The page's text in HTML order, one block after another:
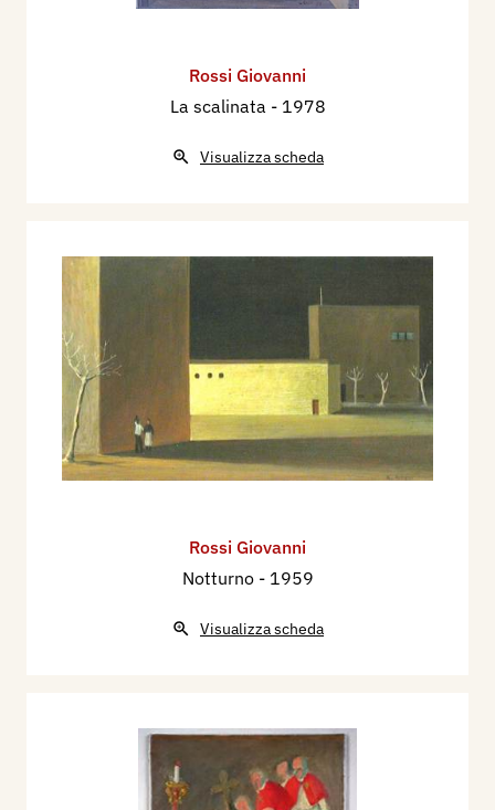
Rossi Giovanni
La scalinata - 1978
Visualizza scheda
Rossi Giovanni
Notturno - 1959
Visualizza scheda